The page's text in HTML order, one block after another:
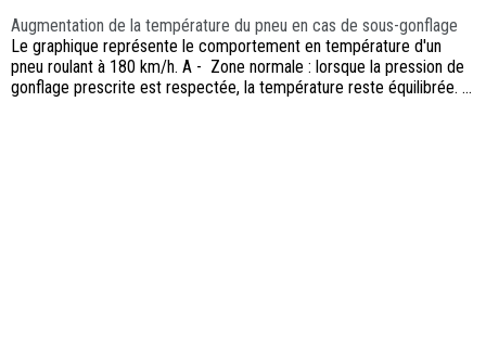
Augmentation de la température du pneu en cas de sous-gonflage
Le graphique représente le comportement en température d'un
pneu roulant à 180 km/h. A - Zone normale : lorsque la pression de
gonflage prescrite est respectée, la température reste équilibrée. ...